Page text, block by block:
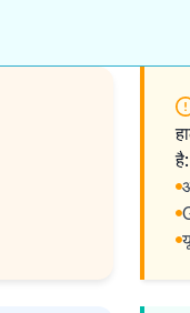
है: